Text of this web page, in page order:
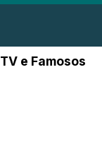
TV e Famosos